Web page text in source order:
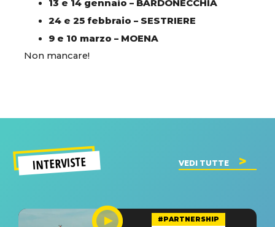
13 e 14 gennaio – BARDONECCHIA
24 e 25 febbraio – SESTRIERE
9 e 10 marzo – MOENA
Non mancare!
INTERVISTE VEDI TUTTE
#PARTNERSHIP